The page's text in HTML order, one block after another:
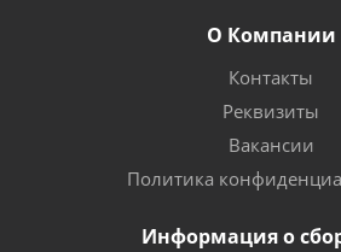
О Компании
Контакты
Реквизиты
Вакансии
Политика
Информация о